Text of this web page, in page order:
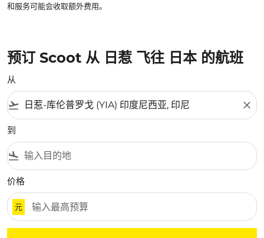
和服务可能会收取额外费用。
预订 Scoot 从 日惹 飞往 日本 的航班
从
flight_takeoff close
到
flight_land
价格
元